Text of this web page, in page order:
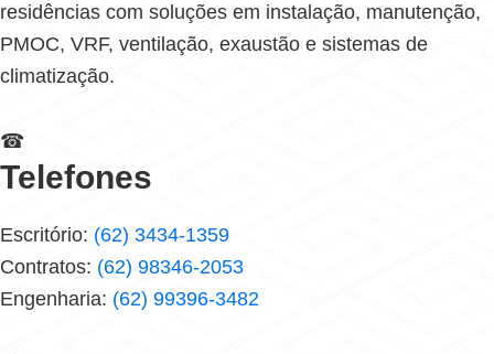
residências com soluções em instalação, manutenção,
PMOC, VRF, ventilação, exaustão e sistemas de
climatização.
☎
Telefones
Escritório: (62) 3434-1359
Contratos: (62) 98346-2053
Engenharia: (62) 99396-3482